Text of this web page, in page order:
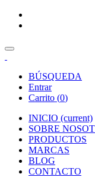
BÚSQUEDA
Entrar
Carrito (0)
INICIO (current)
SOBRE
PRODUCTOS
MARCAS
BLOG
CONTACTO